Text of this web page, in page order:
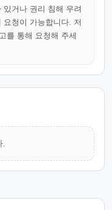
거나 권리 침해 우려
요청이 가능합니다. 저
를 통해 요청해 주세